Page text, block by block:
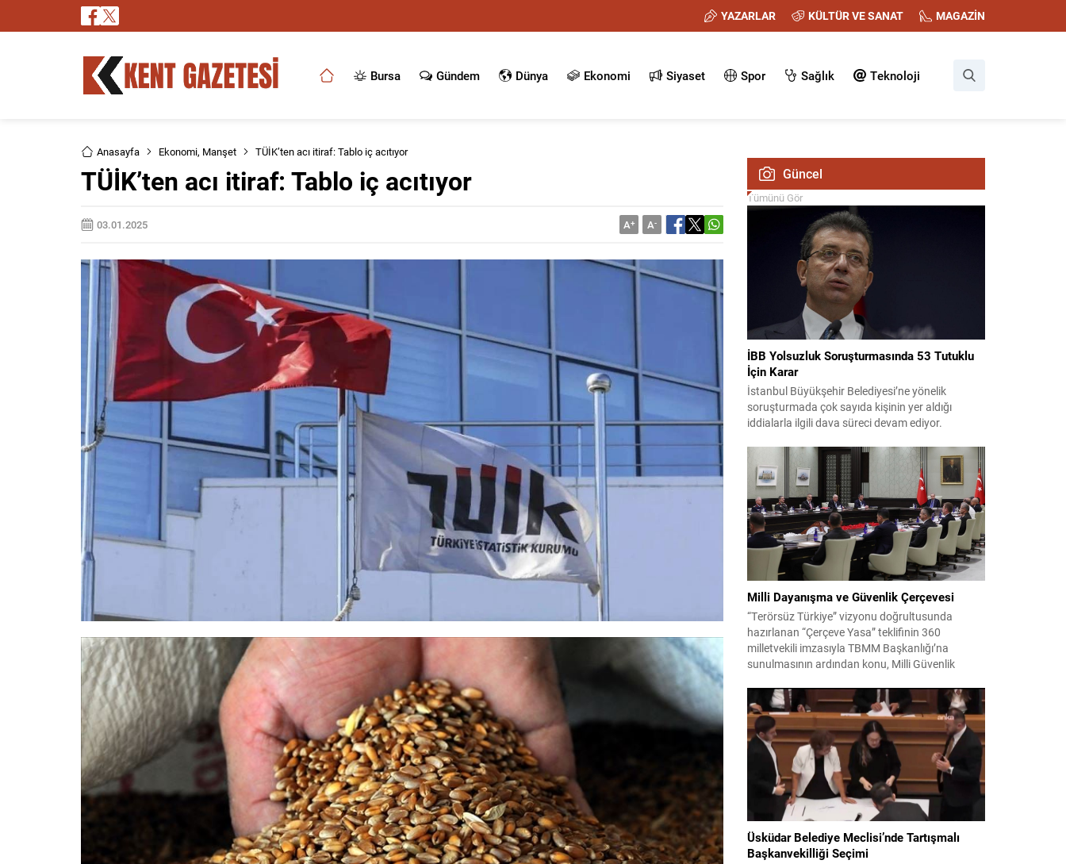
YAZARLAR KÜLTÜR VE SANAT MAGAZİN
Bursa Gündem Dünya Ekonomi Siyaset Spor Sağlık Teknoloji
Anasayfa Ekonomi, Manşet TÜİK’ten acı itiraf: Tablo iç acıtıyor
TÜİK’ten acı itiraf: Tablo iç acıtıyor
03.01.2025 A+ A-
Güncel
Tümünü Gör
İBB Yolsuzluk Soruşturmasında 53 Tutuklu
İçin Karar
İstanbul Büyükşehir Belediyesi’ne yönelik
soruşturmada çok sayıda kişinin yer aldığı
iddialarla ilgili dava süreci devam ediyor.
sanıkların tutukluluk hallerini ayrı ayrı
değerlendirdi. İnceleme sonucunda, aralarında
Ekrem İmamoğlu’nun da bulunduğu 53 tutuklu
hakkında tutukluluk hallerinin sürdürülmesine
karar verildi. İddialar ve değerlendirilen talepler
Soruşturma kapsamında sanıklara yöneltilen...
Milli Dayanışma ve Güvenlik Çerçevesi
“Terörsüz Türkiye” vizyonu doğrultusunda
hazırlanan “Çerçeve Yasa” teklifinin 360
milletvekili imzasıyla TBMM Başkanlığı’na
sunulmasının ardından konu, Milli Güvenlik
Toplantı sonrası yayımlanan sekiz maddelik
bildiri, ülke güvenliği ve bölgesel gelişmelere dair
değerlendirmeleri içermektedir. Yaklaşık 2 saat
15 dakika süren oturumun sonuç metninde;
terörle mücadele, bölgesel istikrar,...
Üsküdar Belediye Meclisi’nde Tartışmalı
Başkanvekilliği Seçimi